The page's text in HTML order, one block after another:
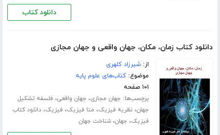
دانلود کتاب
دانلود کتاب زمان، مکان، جهان واقعی و جهان مجازی
از:شیرزاد کلهری
موضوع:کتاب‌های علوم پایه
۱۰۱ صفحه
برچسب‌ها: جهان مجازی، جهان واقعی، فلسفه تشکیل
جهان،نظریه فیزیک، متا فیزیک، فیزیک،دانلود کتاب
فیزیک، جهان،شناخت جهان